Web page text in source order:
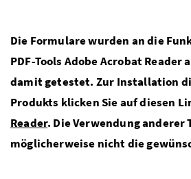
Die Formulare wurden an die
PDF-Tools Adobe Acrobat Reader
damit getestet. Zur Installation
Produkts klicken Sie auf diesen
Reader. Die Verwendung anderer
möglicherweise nicht die